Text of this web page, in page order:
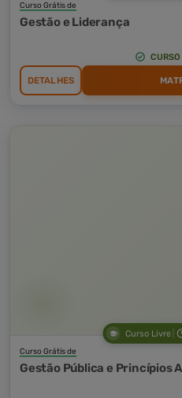
Curso Grátis de
Gestão e Liderança
DETALHES
Curso Livre
Curso Grátis de
Gestão Pública e Princípios